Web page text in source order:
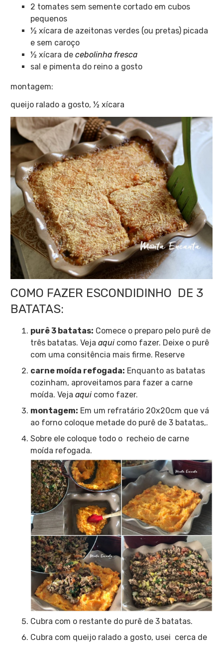
2 tomates sem semente cortado em cubos
pequenos
½ xícara de azeitonas verdes (ou pretas) picada
e sem caroço
½ xícara de cebolinha fresca
sal e pimenta do reino a gosto
montagem:
queijo ralado a gosto, ½ xícara
COMO FAZER ESCONDIDINHO DE 3
BATATAS:
purê 3 batatas: Comece o preparo pelo purê de
três batatas. Veja aquicomo fazer. Deixe o purê
com uma consitência mais firme. Reserve
carne moída refogada: Enquanto as batatas
cozinham, aproveitamos para fazer a carne
moída. Veja aqui como fazer.
montagem: Em um refratário 20x20cm que vá
ao forno coloque metade do purê de 3 batatas,.
Sobre ele coloque todo o recheio de carne
moída refogada.
Cubra com o restante do purê de 3 batatas.
Cubra com queijo ralado a gosto, usei cerca de